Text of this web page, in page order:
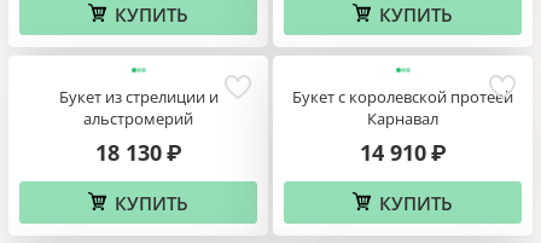
КУПИТЬ КУПИТЬ
Букет из стрелиции и
альстромерий
18 130 ₽
КУПИТЬ
Букет с королевской протеей
Карнавал
14 910 ₽
КУПИТЬ